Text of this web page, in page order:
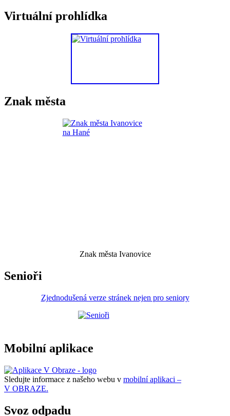
Virtuální prohlídka
Znak města
Znak města Ivanovice
Senioři
Zjednodušená verze stránek nejen pro seniory
Mobilní aplikace
Sledujte informace z našeho webu v mobilní aplikaci –
V OBRAZE.
Svoz odpadu